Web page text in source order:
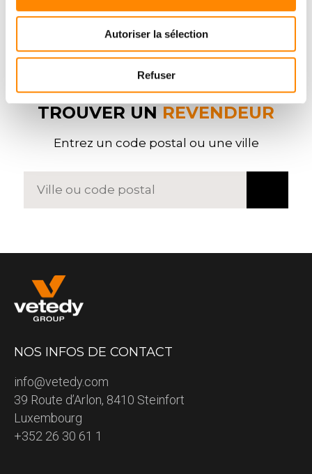
Autoriser la sélection
Refuser
TROUVER UN REVENDEUR
Entrez un code postal ou une ville
NOS INFOS DE CONTACT
info@vetedy.com
39 Route d’Arlon, 8410 Steinfort
Luxembourg
+352 26 30 61 1